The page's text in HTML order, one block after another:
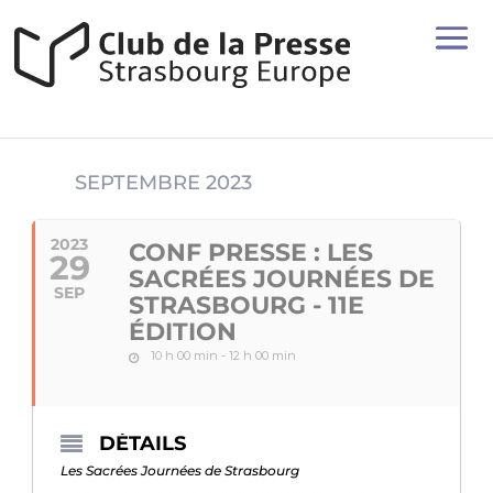
SEPTEMBRE 2023
2023
29
SEP
CONF PRESSE : LES
SACRÉES JOURNÉES DE
STRASBOURG - 11E
ÉDITION
10 h 00 min - 12 h 00 min
DÉTAILS
Les Sacrées Journées de Strasbourg